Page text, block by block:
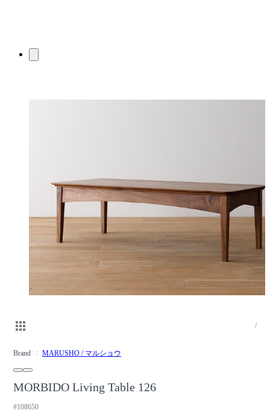
/
Brand MARUSHO / マルショウ
MORBIDO Living Table 126
#108650